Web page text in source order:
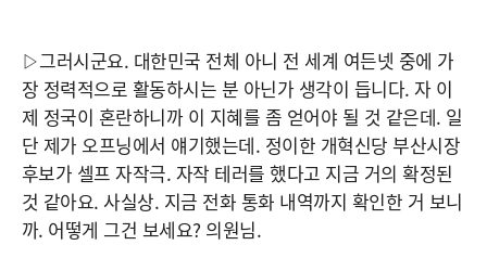
▷그러시군요. 대한민국 전체 아니 전 세계 여든넷 중에 가
장 정력적으로 활동하시는 분 아닌가 생각이 듭니다. 자 이
제 정국이 혼란하니까 이 지혜를 좀 얻어야 될 것 같은데. 일
단 제가 오프닝에서 얘기했는데. 정이한 개혁신당 부산시장
후보가 셀프 자작극. 자작 테러를 했다고 지금 거의 확정된
것 같아요. 사실상. 지금 전화 통화 내역까지 확인한 거 보니
까. 어떻게 그건 보세요? 의원님.